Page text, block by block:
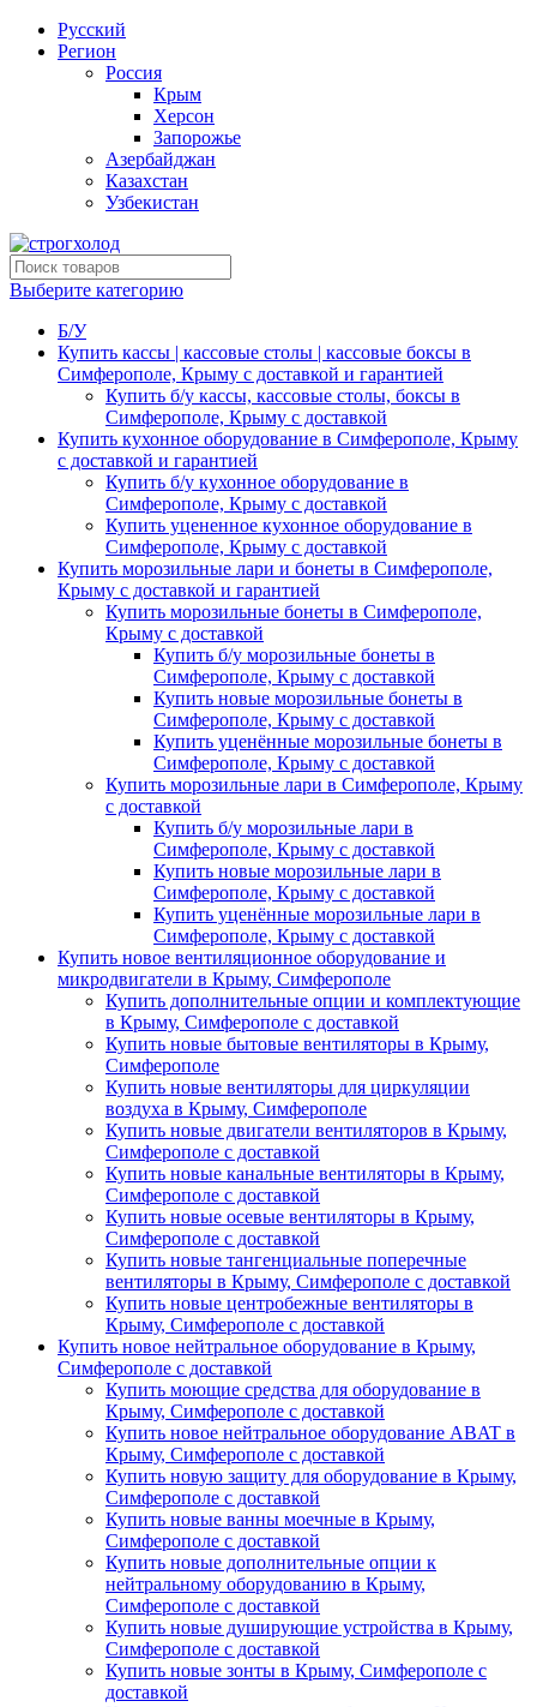
Русский
Регион
Россия
Крым
Херсон
Запорожье
Азербайджан
Казахстан
Узбекистан
Выберите категорию
Б/У
Купить кассы | кассовые столы | кассовые боксы в
Симферополе, Крыму с доставкой и гарантией
Купить б/у кассы, кассовые столы, боксы в
Симферополе, Крыму с доставкой
Купить кухонное оборудование в Симферополе, Крыму
с доставкой и гарантией
Купить б/у кухонное оборудование в
Симферополе, Крыму с доставкой
Купить уцененное кухонное оборудование в
Симферополе, Крыму с доставкой
Купить морозильные лари и бонеты в Симферополе,
Крыму с доставкой и гарантией
Купить морозильные бонеты в Симферополе,
Крыму с доставкой
Купить б/у морозильные бонеты в
Симферополе, Крыму с доставкой
Купить новые морозильные бонеты в
Симферополе, Крыму с доставкой
Купить уценённые морозильные бонеты в
Симферополе, Крыму с доставкой
Купить морозильные лари в Симферополе, Крыму
с доставкой
Купить б/у морозильные лари в
Симферополе, Крыму с доставкой
Купить новые морозильные лари в
Симферополе, Крыму с доставкой
Купить уценённые морозильные лари в
Симферополе, Крыму с доставкой
Купить новое вентиляционное оборудование и
микродвигатели в Крыму, Симферополе
Купить дополнительные опции и комплектующие
в Крыму, Симферополе с доставкой
Купить новые бытовые вентиляторы в Крыму,
Симферополе
Купить новые вентиляторы для циркуляции
воздуха в Крыму, Симферополе
Купить новые двигатели вентиляторов в Крыму,
Симферополе с доставкой
Купить новые канальные вентиляторы в Крыму,
Симферополе с доставкой
Купить новые осевые вентиляторы в Крыму,
Симферополе с доставкой
Купить новые тангенциальные поперечные
вентиляторы в Крыму, Симферополе с доставкой
Купить новые центробежные вентиляторы в
Крыму, Симферополе с доставкой
Купить новое нейтральное оборудование в Крыму,
Симферополе с доставкой
Купить моющие средства для оборудование в
Крыму, Симферополе с доставкой
Купить новое нейтральное оборудование ABAT в
Крыму, Симферополе с доставкой
Купить новую защиту для оборудование в Крыму,
Симферополе с доставкой
Купить новые ванны моечные в Крыму,
Симферополе с доставкой
Купить новые дополнительные опции к
нейтральному оборудованию в Крыму,
Симферополе с доставкой
Купить новые душирующие устройства в Крыму,
Симферополе с доставкой
Купить новые зонты в Крыму, Симферополе с
доставкой